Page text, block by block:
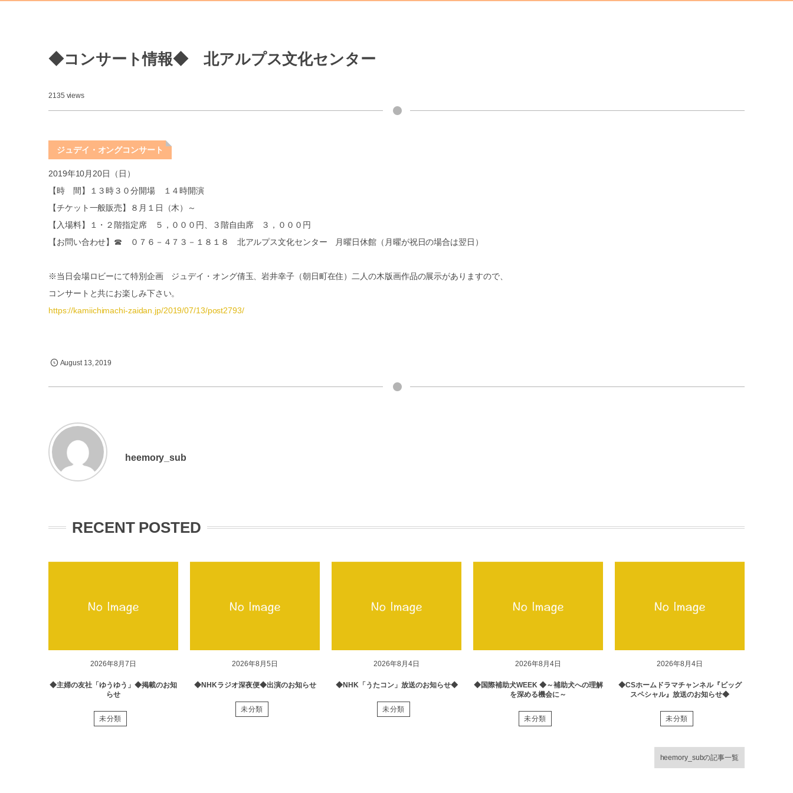
◆コンサート情報◆ 北アルプス文化センター
2135 views
ジュデイ・オングコンサート
2019年10月20日（日）
【時 間】１３時３０分開場 １４時開演
【チケット一般販売】８月１日（木）～
【入場料】１・２階指定席 ５，０００円、３階自由席 ３，０００円
【お問い合わせ】☎ ０７６－４７３－１８１８ 北アルプス文化センター 月曜日休館（月曜が祝日の場合は翌日）
※当日会場ロビーにて特別企画 ジュデイ・オング倩玉、岩井幸子（朝日町在住）二人の木版画作品の展示がありますので、
コンサートと共にお楽しみ下さい。
https://kamiichimachi-zaidan.jp/2019/07/13/post2793/
August 13,2019
heemory_sub
RECENT POSTED
2026年8月7日
◆主婦の友社「ゆうゆう」◆掲載のお知
らせ
未分類
2026年8月5日
◆NHKラジオ深夜便◆出演のお知らせ
未分類
2026年8月4日
◆NHK「うたコン」放送のお知らせ◆
未分類
2026年8月4日
◆国際補助犬WEEK ◆～補助犬への理解
を深める機会に～
未分類
2026年8月4日
◆CSホームドラマチャンネル『ビッグ
スペシャル』放送のお知らせ◆
未分類
heemory_subの記事一覧